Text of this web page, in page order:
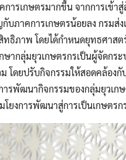
ารเกษตรมากขึ้น จากการเข้า
บภาคการเกษตรน้อยลง กรมส่
ทธิภาพ โดยได้กำหนดยุทธศา
ากลุ่มยุวเกษตรกรเป็นผู้จัดกระ
ม โดยปรับกิจกรรมให้สอดคล้อ
รพัฒนากิจกรรมของกลุ่มยุวเก
โยงการพัฒนาสู่การเป็นเกษตร